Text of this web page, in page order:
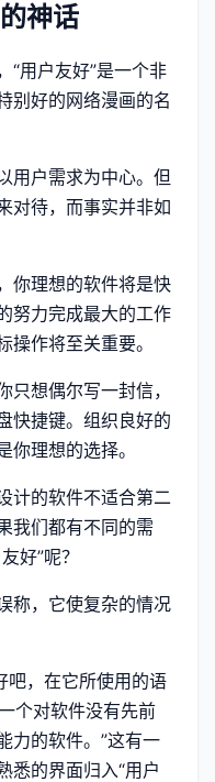
神话
“用户友好”是一个非
别好的网络漫画的名
用户需求为中心。但
对待，而事实并非如
你理想的软件将是快
努力完成最大的工作
作将至关重要。
想偶尔写一封信，
快捷键。组织良好的
理想的选择。
计的软件不适合第二
我们都有不同的需
好”呢？
称，它使复杂的情况
吧，在它所使用的语
个对软件没有先前
力的软件。”这有一
悉的界面归入“用户